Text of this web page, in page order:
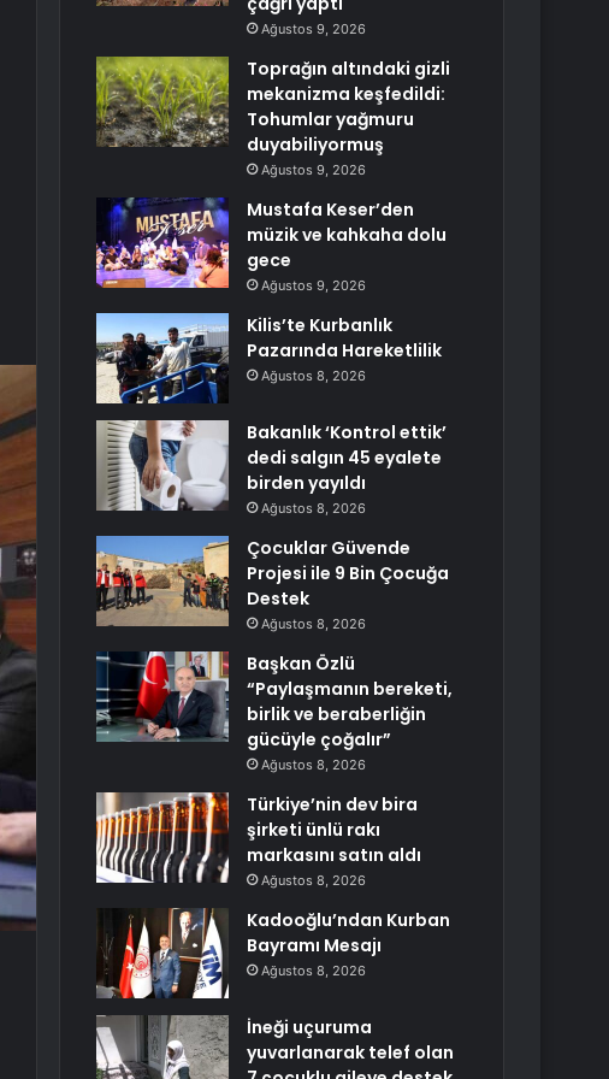
Ağustos 9, 2026
Toprağın altındaki gizli
mekanizma keşfedildi:
Tohumlar yağmuru
duyabiliyormuş
Ağustos 9, 2026
Mustafa Keser’den
müzik ve kahkaha dolu
gece
Ağustos 9, 2026
Kilis’te Kurbanlık
Pazarında Hareketlilik
Ağustos 8, 2026
Bakanlık ‘Kontrol ettik’
dedi salgın 45 eyalete
birden yayıldı
Ağustos 8, 2026
Çocuklar Güvende
Projesi ile 9 Bin Çocuğa
Destek
Ağustos 8, 2026
Başkan Özlü
“Paylaşmanın bereketi,
birlik ve beraberliğin
gücüyle çoğalır”
Ağustos 8, 2026
Türkiye’nin dev bira
şirketi ünlü rakı
markasını satın aldı
Ağustos 8, 2026
Kadooğlu’ndan Kurban
Bayramı Mesajı
Ağustos 8, 2026
İneği uçuruma
yuvarlanarak telef olan